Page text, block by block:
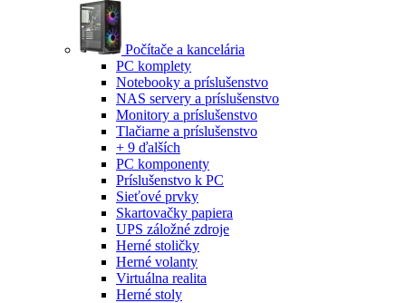
Počítače a kancelária
PC komplety
Notebooky a príslušenstvo
NAS servery a príslušenstvo
Monitory a príslušenstvo
Tlačiarne a príslušenstvo
+ 9 ďalších
PC komponenty
Príslušenstvo k PC
Sieťové prvky
Skartovačky papiera
UPS záložné zdroje
Herné stoličky
Herné volanty
Virtuálna realita
Herné stoly